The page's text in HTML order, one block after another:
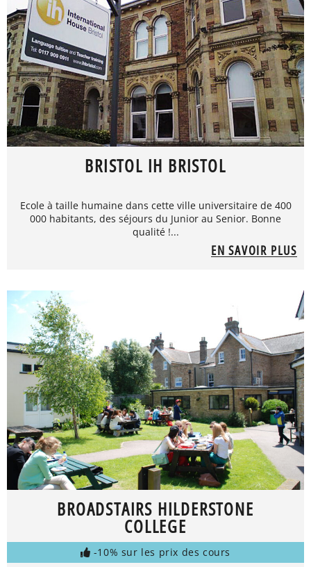
BRISTOL IH BRISTOL
Ecole à taille humaine dans cette ville universitaire de 400
000 habitants, des séjours du Junior au Senior. Bonne
qualité !...
EN SAVOIR PLUS
BROADSTAIRS HILDERSTONE
COLLEGE
-10% sur les prix des cours